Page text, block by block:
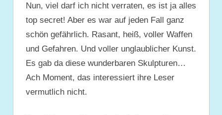
Nun, viel darf ich nicht verraten, es ist ja alles
top secret! Aber es war auf jeden Fall ganz
schön gefährlich. Rasant, heiß, voller Waffen
und Gefahren. Und voller unglaublicher Kunst.
Es gab da diese wunderbaren Skulpturen…
Ach Moment, das interessiert ihre Leser
vermutlich nicht.